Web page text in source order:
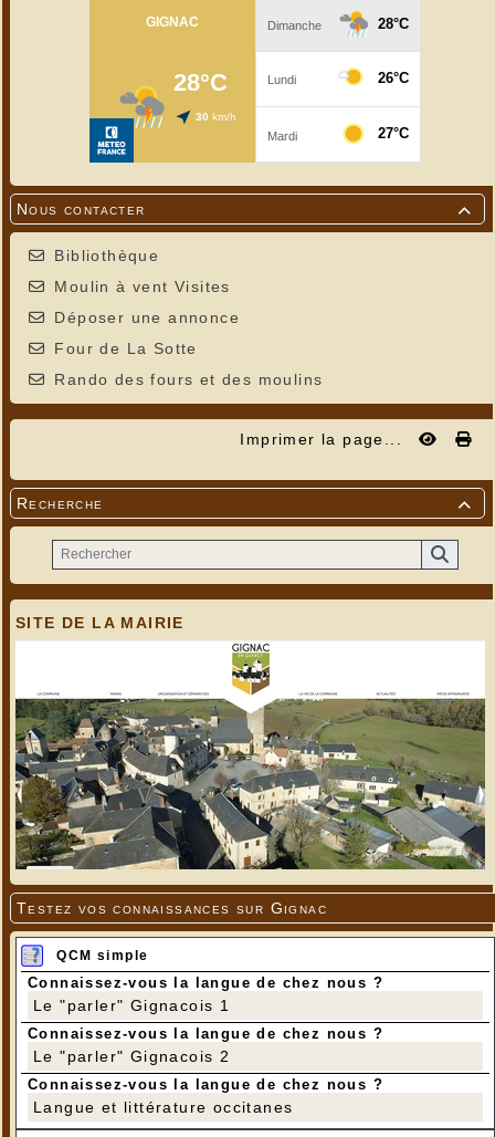

Nous contacter
Bibliothèque
Moulin à vent Visites
Déposer une annonce
Four de La Sotte
Rando des fours et des moulins
Imprimer la page...

Recherche
SITE DE LA MAIRIE
Testez vos connaissances sur Gignac
QCM simple
Connaissez-vous la langue de chez nous ?
Le "parler" Gignacois 1
Connaissez-vous la langue de chez nous ?
Le "parler" Gignacois 2
Connaissez-vous la langue de chez nous ?
Langue et littérature occitanes